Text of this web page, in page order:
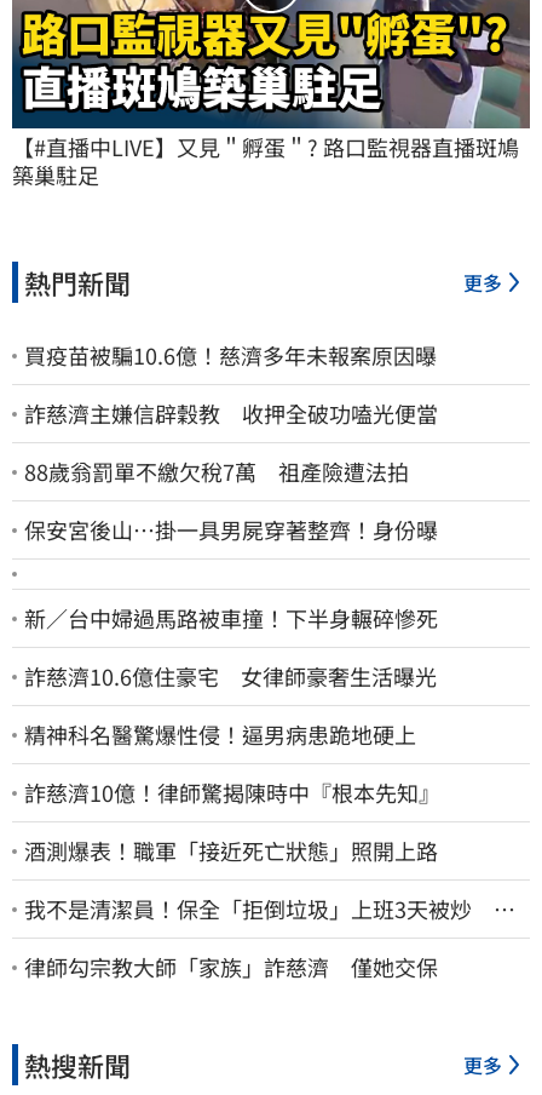
【#直播中LIVE】又見＂孵蛋＂? 路口監視器直播斑鳩
築巢駐足
熱門新聞 更多
買疫苗被騙10.6億！慈濟多年未報案原因曝
詐慈濟主嫌信辟穀教 收押全破功嗑光便當
88歲翁罰單不繳欠稅7萬 祖產險遭法拍
保安宮後山…掛一具男屍穿著整齊！身份曝
新／台中婦過馬路被車撞！下半身輾碎慘死
詐慈濟10.6億住豪宅 女律師豪奢生活曝光
精神科名醫驚爆性侵！逼男病患跪地硬上
詐慈濟10億！律師驚揭陳時中『根本先知』
酒測爆表！職軍「接近死亡狀態」照開上路
我不是清潔員！保全「拒倒垃圾」上班3天被炒 找
法院討公道結果出爐
律師勾宗教大師「家族」詐慈濟 僅她交保
熱搜新聞 更多